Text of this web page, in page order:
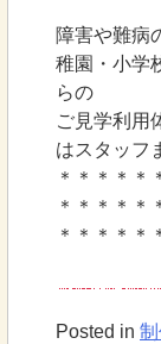
障害や難病
稚園・小学
らの
ご見学利用
はスタッフ
＊＊＊＊＊
＊＊＊＊＊
＊＊＊＊＊
Posted in